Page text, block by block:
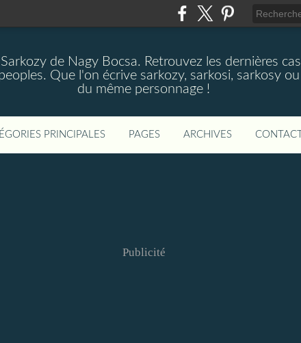
de Nagy Bocsa. Retrouvez les dernières
Que l'on écrive sarkozy, sarkosi, sarkosy
du même personnage !
PRINCIPALES PAGES ARCHIVES CONTACT
Publicité